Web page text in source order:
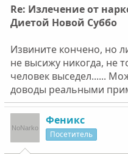
Re: Излечение от
Диетой Новой Суббо
Извините кончено, но
не высижу никогда, не
человек выседел......
доводы реальными
Феникс
Посетитель